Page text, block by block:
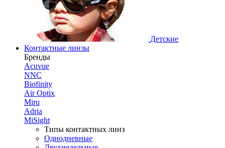
Детские
Контактные линзы
Бренды
Acuvue
NNC
Biofinity
Air Optix
Miru
Adria
MiSight
Типы контактных линз
Однодневные